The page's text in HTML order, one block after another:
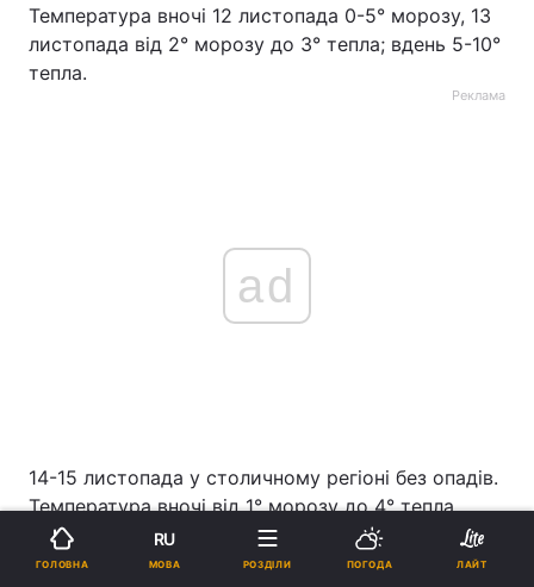
Температура вночі 12 листопада 0-5° морозу, 13
листопада від 2° морозу до 3° тепла; вдень 5-10°
тепла.
Реклама
ad
14-15 листопада у столичному регіоні без опадів.
Температура вночі від 1° морозу до 4° тепла,
вдень 4-9° тепла.
ГОЛОВНА
RU
МОВА РОЗДІЛИ ПОГОДА ЛАЙТ